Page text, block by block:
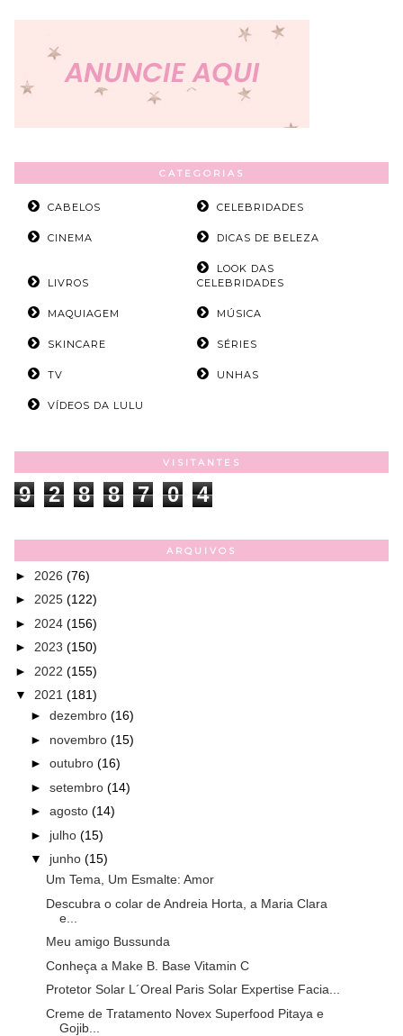
CATEGORIAS
CABELOS CELEBRIDADES
CINEMA DICAS DE BELEZA
LIVROS
LOOK DAS
CELEBRIDADES
MAQUIAGEM MÚSICA
SKINCARE SÉRIES
TV UNHAS
VÍDEOS DA LULU
VISITANTES
9 2 8 8 7 0 4
ARQUIVOS
► 2026 (76)
► 2025 (122)
► 2024 (156)
► 2023 (150)
► 2022 (155)
▼ 2021 (181)
► dezembro (16)
► novembro (15)
► outubro (16)
► setembro (14)
► agosto (14)
► julho (15)
▼ junho (15)
Um Tema, Um Esmalte: Amor
Descubra o colar de Andreia Horta, a Maria Clara
e...
Meu amigo Bussunda
Conheça a Make B. Base Vitamin C
Protetor Solar L´Oreal Paris Solar Expertise Facia...
Creme de Tratamento Novex Superfood Pitaya e
Gojib...